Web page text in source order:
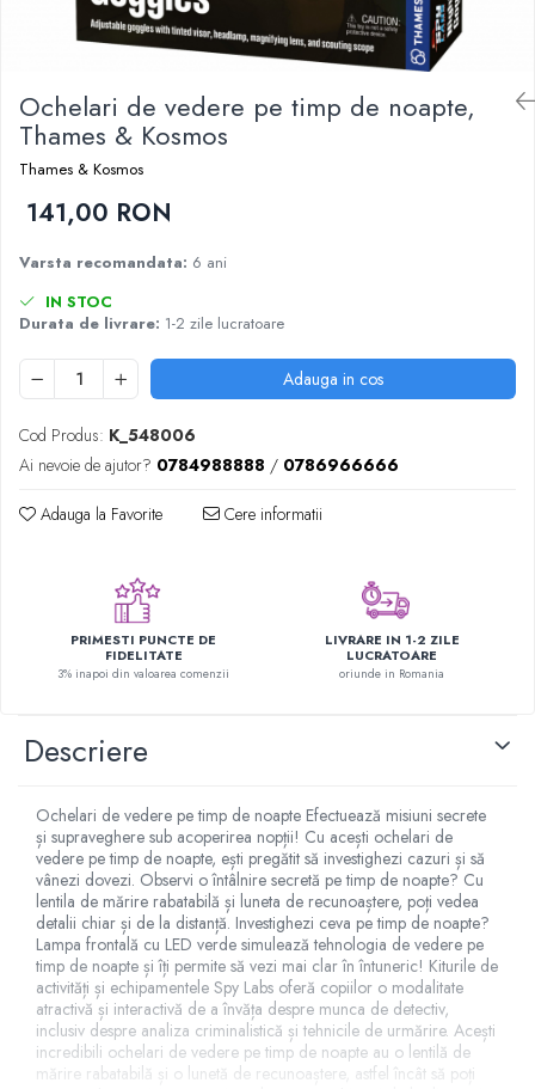
Nisip kinetic
Jucarii interactive
Instrumente muzicale pentru copii
Caruseluri muzicale
Joc de rol
Storytelling
Banc de lucru pentru copii
Papusi de mana
Casa de papusi
Bormasina magica
Costum Halloween Copii
Papusi si Bebelusi Reborn
Animale de jucarie
Figurine cu animale domestice
Jucarii Montessori
Nevoi speciale si sindrom Down
Jucarii cu cifre
Jucarii de motricitate
Jucarii fructe si legume
Puzzle-uri
Puzzle clasic
Puzzle incastru
Puzzle de podea
IQ puzzle
Jucarii bebelusi
Jucarii de baie
Cadou copii 8 ani
Cadou copii 10 ani
Cadou copii 11 ani
Cadou copii 12 ani
Ochelari de vedere pe timp de noapte,
Thames & Kosmos
Thames & Kosmos
141,00 RON
Varsta recomandata: 6 ani
IN STOC
Durata de livrare: 1-2 zile lucratoare
Adauga in cos
Cod Produs: K_548006
Ai nevoie de ajutor? 0784988888 / 0786966666
Adauga la Favorite Cere informatii
PRIMESTI PUNCTE DE
FIDELITATE
3% inapoi din valoarea comenzii
LIVRARE IN 1-2 ZILE
LUCRATOARE
oriunde in Romania
Descriere
Ochelari de vedere pe timp de noapte Efectuează misiuni secrete
și supraveghere sub acoperirea nopții! Cu acești ochelari de
vedere pe timp de noapte, ești pregătit să investighezi cazuri și să
vânezi dovezi. Observi o întâlnire secretă pe timp de noapte? Cu
lentila de mărire rabatabilă și luneta de recunoaștere, poți vedea
detalii chiar și de la distanță. Investighezi ceva pe timp de noapte?
Lampa frontală cu LED verde simulează tehnologia de vedere pe
timp de noapte și îți permite să vezi mai clar în întuneric! Kiturile de
activități și echipamentele Spy Labs oferă copiilor o modalitate
atractivă și interactivă de a învăța despre munca de detectiv,
inclusiv despre analiza criminalistică și tehnicile de urmărire. Acești
incredibili ochelari de vedere pe timp de noapte au o lentilă de
mărire rabatabilă și o lunetă de recunoaștere, astfel încât să poți